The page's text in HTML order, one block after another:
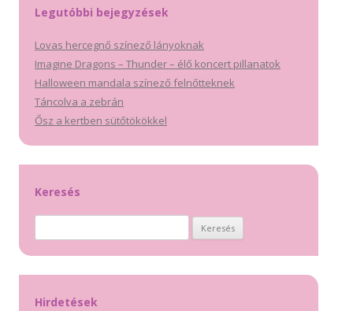
Legutóbbi bejegyzések
Lovas hercegnő színező lányoknak
Imagine Dragons – Thunder – élő koncert pillanatok
Halloween mandala színező felnőtteknek
Táncolva a zebrán
Ősz a kertben sütőtökökkel
Keresés
Hirdetések